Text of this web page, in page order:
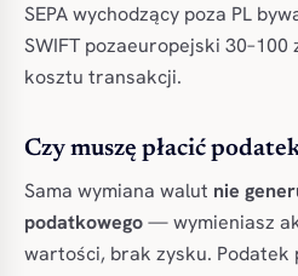
SEPA wychodzący poza PL
SWIFT pozaeuropejski 30–100
kosztu transakcji.
Czy muszę płacić
Sama wymiana walut nie
podatkowego— wymieniasz
wartości, brak zysku. Podatek